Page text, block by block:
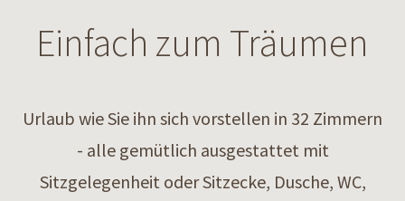
Einfach zum Träumen
Urlaub wie Sie ihn sich vorstellen in 32 Zimmern
- alle gemütlich ausgestattet mit
Sitzgelegenheit oder Sitzecke, Dusche, WC,